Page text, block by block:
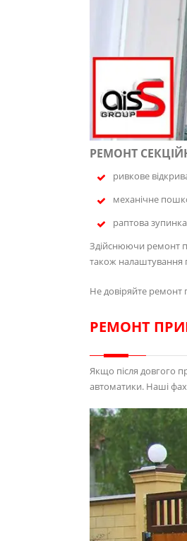
РЕМОНТ
ривкове
механічне
раптова
Здійснюючи ремонт
також налаштування
Не довіряйте ремонт
РЕМОНТ
Якщо після довгого
автоматики. Наші